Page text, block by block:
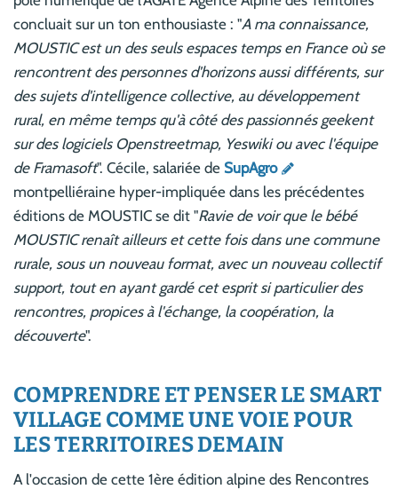
concluait sur un ton enthousiaste : "A ma connaissance,
MOUSTIC est un des seuls espaces temps en France où se
rencontrent des personnes d'horizons aussi différents, sur
des sujets d'intelligence collective, au développement
rural, en même temps qu'à côté des passionnés geekent
sur des logiciels Openstreetmap, Yeswiki ou avec l'équipe
de Framasoft". Cécile, salariée de SupAgro
montpelliéraine hyper-impliquée dans les précédentes
éditions de MOUSTIC se dit "Ravie de voir que le bébé
MOUSTIC renaît ailleurs et cette fois dans une commune
rurale, sous un nouveau format, avec un nouveau collectif
support, tout en ayant gardé cet esprit si particulier des
rencontres, propices à l'échange, la coopération, la
découverte".
COMPRENDRE ET PENSER LE SMART
VILLAGE COMME UNE VOIE POUR
LES TERRITOIRES DEMAIN
A l'occasion de cette 1ère édition alpine des Rencontres